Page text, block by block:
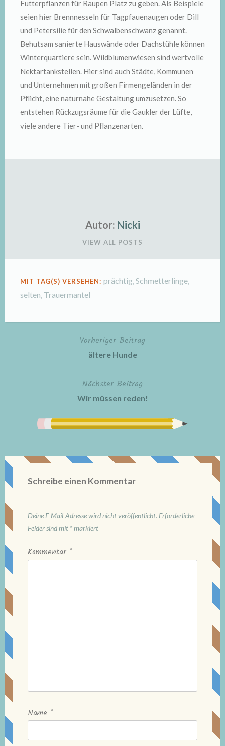
Futterpflanzen für Raupen Platz zu geben. Als Beispiele
seien hier Brennnesseln für Tagpfauenaugen oder Dill
und Petersilie für den Schwalbenschwanz genannt.
Behutsam sanierte Hauswände oder Dachstühle können
Winterquartiere sein. Wildblumenwiesen sind wertvolle
Nektartankstellen. Hier sind auch Städte, Kommunen
und Unternehmen mit großen Firmengeländen in der
Pflicht, eine naturnahe Gestaltung umzusetzen. So
entstehen Rückzugsräume für die Gaukler der Lüfte,
viele andere Tier- und Pflanzenarten.
Autor: Nicki
VIEW ALL POSTS
MIT TAG(S) VERSEHEN:prächtig,Schmetterlinge,
selten, Trauermantel
BeitragsnavigationVorheriger Beitrag
ältere Hunde
Nächster Beitrag
Wir müssen reden!
Schreibe einen Kommentar
Deine E-Mail-Adresse wird nicht veröffentlicht. Erforderliche
Felder sind mit *markiert
Kommentar *
Name *